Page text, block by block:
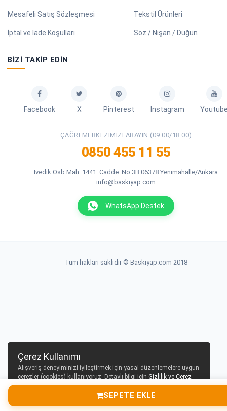
SEPETE EKLE
Mesafeli Satış Sözleşmesi
İptal ve İade Koşulları
Tekstil Ürünleri
Söz / Nişan / Düğün
BIZI TAKIP EDIN
Facebook X Pinterest Instagram
ÇAĞRI MERKEZIMIZI ARAYIN (09:00/18:00)
0850 455 11 55
İvedik Osb Mah. 1441. Cadde. No:3B 06378 Yenimahalle/Ankara
info@baskiyap.com
WhatsApp Destek
Tüm hakları saklıdır © Baskiyap.com 2018
Çerez Kullanımı
Alışveriş deneyiminizi iyileştirmek için yasal düzenlemelere uygun
çerezler (cookies) kullanıyoruz. Detaylı bilgi için Gizlilik ve Çerez
Politikasısayfamızı inceleyebilirsiniz.